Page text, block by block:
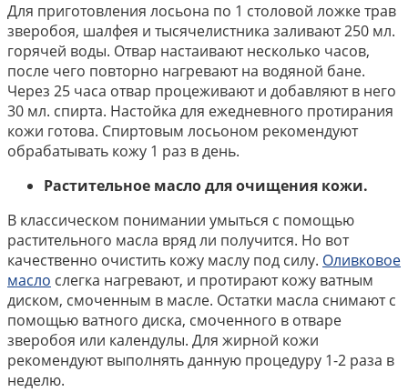
Для приготовления лосьона по 1 столовой ложке трав
зверобоя, шалфея и тысячелистника заливают 250 мл.
горячей воды. Отвар настаивают несколько часов,
после чего повторно нагревают на водяной бане.
Через 25 часа отвар процеживают и добавляют в него
30 мл. спирта. Настойка для ежедневного протирания
кожи готова. Спиртовым лосьоном рекомендуют
обрабатывать кожу 1 раз в день.
Растительное масло для очищения кожи.
В классическом понимании умыться с помощью
растительного масла вряд ли получится. Но вот
качественно очистить кожу маслу под силу. Оливковое
масло слегка нагревают, и протирают кожу ватным
диском, смоченным в масле. Остатки масла снимают с
помощью ватного диска, смоченного в отваре
зверобоя или календулы. Для жирной кожи
рекомендуют выполнять данную процедуру 1-2 раза в
неделю.